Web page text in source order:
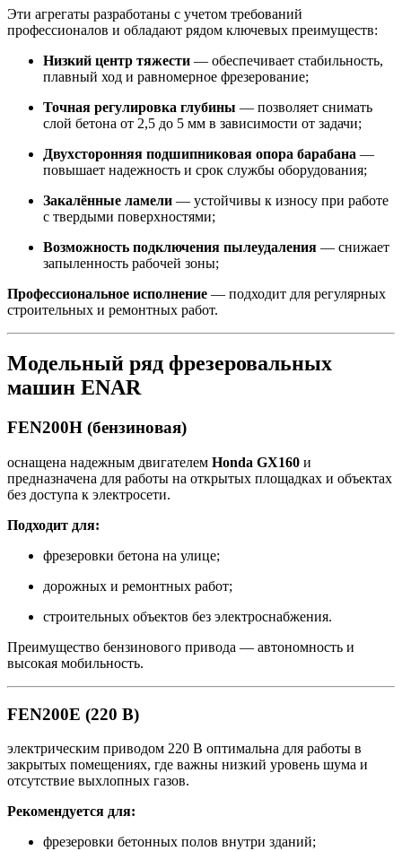
Эти агрегаты разработаны с учетом требований
профессионалов и обладают рядом ключевых преимуществ:
Низкий центр тяжести — обеспечивает стабильность,
плавный ход и равномерное фрезерование;
Точная регулировка глубины — позволяет снимать
слой бетона от 2,5 до 5 мм в зависимости от задачи;
Двухсторонняя подшипниковая опора барабана —
повышает надежность и срок службы оборудования;
Закалённые ламели — устойчивы к износу при работе
с твердыми поверхностями;
Возможность подключения пылеудаления — снижает
запыленность рабочей зоны;
Профессиональное исполнение — подходит для регулярных
строительных и ремонтных работ.
Модельный ряд фрезеровальных
машин ENAR
FEN200H (бензиновая)
оснащена надежным двигателем Honda GX160 и
предназначена для работы на открытых площадках и объектах
без доступа к электросети.
Подходит для:
фрезеровки бетона на улице;
дорожных и ремонтных работ;
строительных объектов без электроснабжения.
Преимущество бензинового привода — автономность и
высокая мобильность.
FEN200E (220 В)
электрическим приводом 220 В оптимальна для работы в
закрытых помещениях, где важны низкий уровень шума и
отсутствие выхлопных газов.
Рекомендуется для:
фрезеровки бетонных полов внутри зданий;